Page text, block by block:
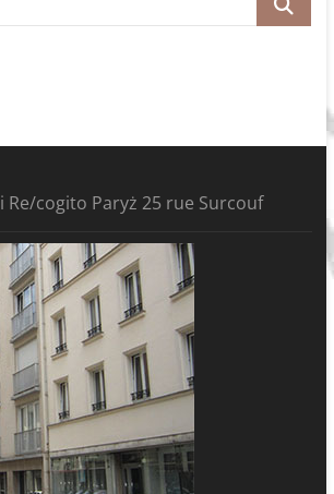
Re/cogito Paryż 25 rue Surcouf